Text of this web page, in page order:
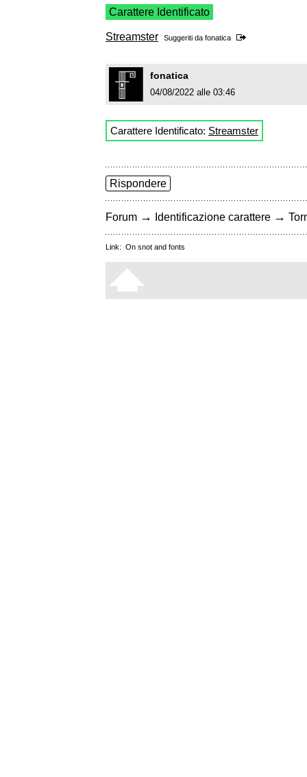
Carattere Identificato
Streamster Suggeriti da fonatica
fonatica
04/08/2022 alle 03:46
Carattere Identificato: Streamster
Rispondere
Forum → Identificazione carattere →
Link: On snot and fonts